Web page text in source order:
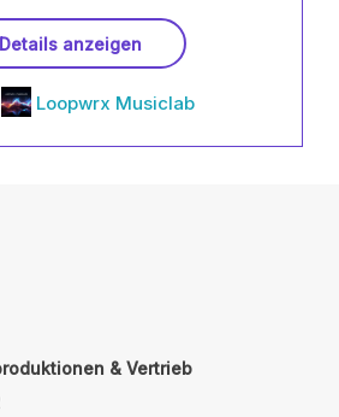
Produkt
mehrere
werden
Details anzeigen
Loopwrx Musiclab
& Vertrieb